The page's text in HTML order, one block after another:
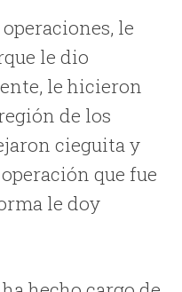
le
le dio
le hicieron
de los
cieguita y
que fue
le doy